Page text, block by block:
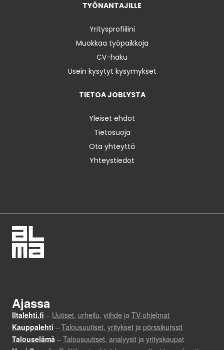
TYÖNANTAJILLE
Yritysprofiilini
Muokkaa työpaikkoja
CV-haku
Usein kysytyt kysymykset
TIETOA JOBLYSTA
Yleiset ehdot
Tietosuoja
Ota yhteyttä
Yhteystiedot